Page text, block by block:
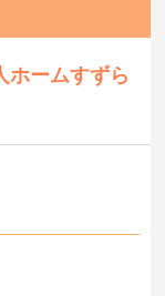
ホームすずら